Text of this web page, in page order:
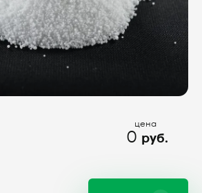
цена
0 руб.